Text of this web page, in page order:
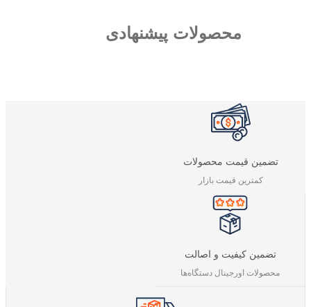
محصولات پیشنهادی
تضمین قیمت محصولات
کمترین قیمت بازار
تضمین کیفیت و اصالت
محصولات اورجینال دستگاه‌ها